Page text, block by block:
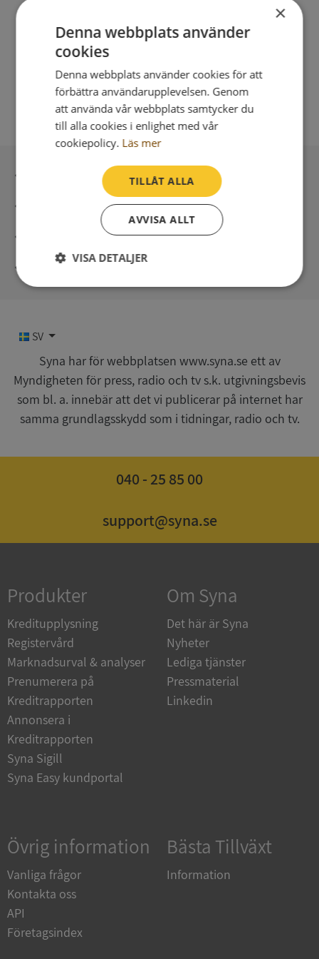
Inga kopior till omfrågad
Säker betalning med stripe
Direkt digital leverans
Syna - Kreditupplysningar sedan 1947
SV
Syna har för webbplatsen www.syna.se ett av
Myndigheten för press, radio och tv s.k. utgivningsbevis
som bl. a. innebär att det vi publicerar på internet har
samma grundlagsskydd som i tidningar, radio och tv.
040 - 25 85 00
support@syna.se
Produkter
Kreditupplysning
Registervård
Marknadsurval & analyser
Prenumerera på
Kreditrapporten
Annonsera i
Kreditrapporten
Syna Sigill
Syna Easy kundportal
Om Syna
Det här är Syna
Nyheter
Lediga tjänster
Pressmaterial
Linkedin
Övrig information
Vanliga frågor
Kontakta oss
API
Företagsindex
Bästa Tillväxt
Information
×
Denna webbplats använder
cookies
Denna webbplats använder cookies för att
förbättra användarupplevelsen. Genom
att använda vår webbplats samtycker du
till alla cookies i enlighet med vår
cookiepolicy. Läs mer
TILLÅT ALLA
AVVISA ALLT
VISA DETALJER
Strikt
Prestanda Inriktning
Funktioner Oklassificerade
Strikt nödvändigt Prestanda
Inriktning
Funktioner
Oklassificerade
och kontohantering. Webbplatsen kan inte
__RequestVerificationToken
Microsoft
de.syna.se
VISITOR_PRIVACY_METADATA
ASP.NET_SessionId
Privacy Policy